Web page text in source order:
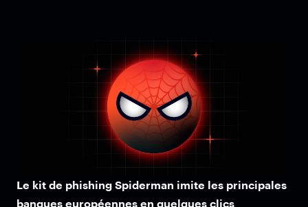
Le kit de phishing Spiderman imite les principales
banques européennes en quelques clics